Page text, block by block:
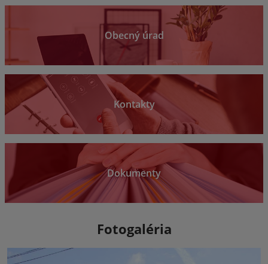
Obecný úrad
Kontakty
Dokumenty
Fotogaléria